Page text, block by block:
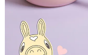
択しないでください。